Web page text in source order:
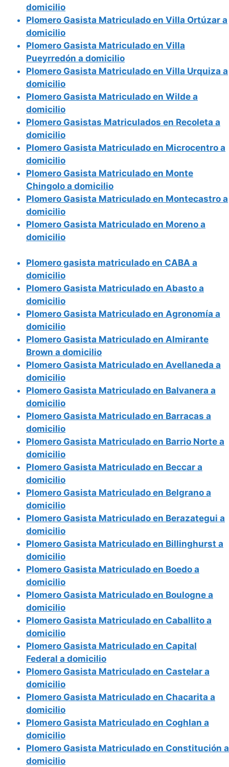
domicilio
Plomero Gasista Matriculado en Villa Ortúzar a
domicilio
Plomero Gasista Matriculado en Villa
Pueyrredón a domicilio
Plomero Gasista Matriculado en Villa Urquiza a
domicilio
Plomero Gasista Matriculado en Wilde a
domicilio
Plomero Gasistas Matriculados en Recoleta a
domicilio
Plomero Gasista Matriculado en Microcentro a
domicilio
Plomero Gasista Matriculado en Monte
Chingolo a domicilio
Plomero Gasista Matriculado en Montecastro a
domicilio
Plomero Gasista Matriculado en Moreno a
domicilio
Plomero gasista matriculado en CABA a
domicilio
Plomero Gasista Matriculado en Abasto a
domicilio
Plomero Gasista Matriculado en Agronomía a
domicilio
Plomero Gasista Matriculado en Almirante
Brown a domicilio
Plomero Gasista Matriculado en Avellaneda a
domicilio
Plomero Gasista Matriculado en Balvanera a
domicilio
Plomero Gasista Matriculado en Barracas a
domicilio
Plomero Gasista Matriculado en Barrio Norte a
domicilio
Plomero Gasista Matriculado en Beccar a
domicilio
Plomero Gasista Matriculado en Belgrano a
domicilio
Plomero Gasista Matriculado en Berazategui a
domicilio
Plomero Gasista Matriculado en Billinghurst a
domicilio
Plomero Gasista Matriculado en Boedo a
domicilio
Plomero Gasista Matriculado en Boulogne a
domicilio
Plomero Gasista Matriculado en Caballito a
domicilio
Plomero Gasista Matriculado en Capital
Federal a domicilio
Plomero Gasista Matriculado en Castelar a
domicilio
Plomero Gasista Matriculado en Chacarita a
domicilio
Plomero Gasista Matriculado en Coghlan a
domicilio
Plomero Gasista Matriculado en Constitución a
domicilio